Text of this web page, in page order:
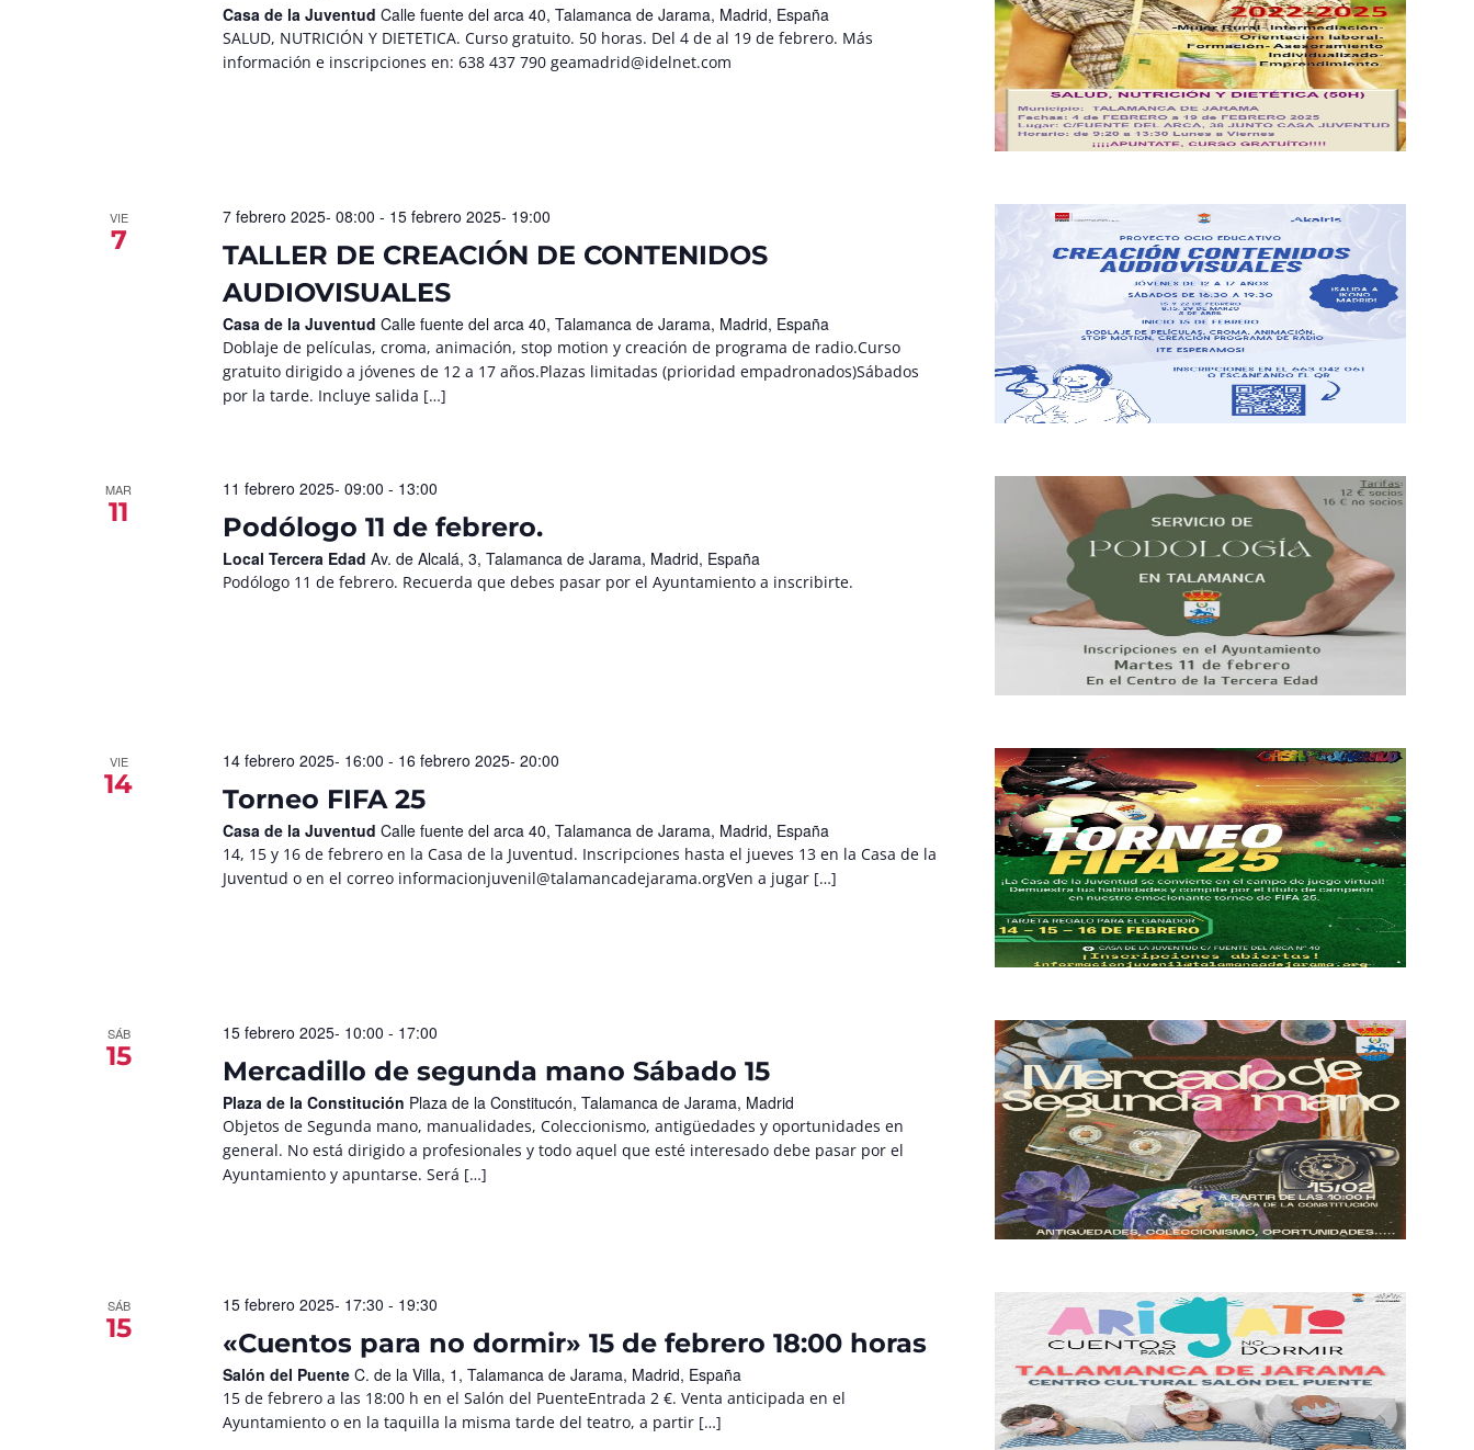
Casa de la Juventud Calle fuente del arca 40, Talamanca de Jarama, Madrid, España
SALUD, NUTRICIÓN Y DIETETICA. Curso gratuito. 50 horas. Del 4 de al 19 de febrero. Más
información e inscripciones en: 638 437 790 geamadrid@idelnet.com
VIE
7
TALLER DE CREACIÓN DE CONTENIDOS
AUDIOVISUALES
7 febrero 2025- 08:00 - 15 febrero 2025- 19:00
Casa de la Juventud Calle fuente del arca 40, Talamanca de Jarama, Madrid, España
Doblaje de películas, croma, animación, stop motion y creación de programa de radio.Curso
gratuito dirigido a jóvenes de 12 a 17 años.Plazas limitadas (prioridad empadronados)Sábados
por la tarde. Incluye salida […]
MAR
11 Podólogo 11 de febrero.
11 febrero 2025- 09:00 - 13:00
Local Tercera Edad Av. de Alcalá, 3, Talamanca de Jarama, Madrid, España
Podólogo 11 de febrero. Recuerda que debes pasar por el Ayuntamiento a inscribirte.
VIE
14 Torneo FIFA 25
14 febrero 2025- 16:00 - 16 febrero 2025- 20:00
Casa de la Juventud Calle fuente del arca 40, Talamanca de Jarama, Madrid, España
14, 15 y 16 de febrero en la Casa de la Juventud. Inscripciones hasta el jueves 13 en la Casa de la
Juventud o en el correo informacionjuvenil@talamancadejarama.orgVen a jugar […]
SÁB
15 Mercadillo de segunda mano Sábado 15
15 febrero 2025- 10:00 - 17:00
Plaza de la Constitución Plaza de la Constitucón, Talamanca de Jarama, Madrid
Objetos de Segunda mano, manualidades, Coleccionismo, antigüedades y oportunidades en
general. No está dirigido a profesionales y todo aquel que esté interesado debe pasar por el
Ayuntamiento y apuntarse. Será […]
SÁB
15 «Cuentos para no dormir» 15 de febrero 18:00 horas
15 febrero 2025- 17:30 - 19:30
Salón del Puente C. de la Villa, 1, Talamanca de Jarama, Madrid, España
15 de febrero a las 18:00 h en el Salón del PuenteEntrada 2 €. Venta anticipada en el
Ayuntamiento o en la taquilla la misma tarde del teatro, a partir […]